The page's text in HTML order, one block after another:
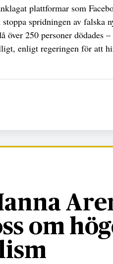
plattformar som
spridningen av falska
över 250 personer dödades
enligt regeringen för att
om